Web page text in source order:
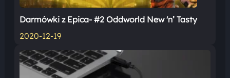
Darmówki z Epica- #2 Oddworld New 'n’ Tasty
2020-12-19